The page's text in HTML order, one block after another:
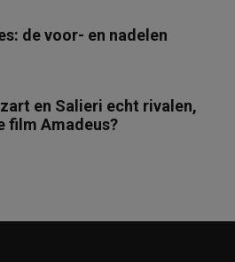
de voor- en nadelen
en Salieri echt rivalen,
film Amadeus?